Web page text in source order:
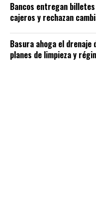
Bancos entregan
cajeros y rechazan
Basura ahoga el drenaje
planes de limpieza y